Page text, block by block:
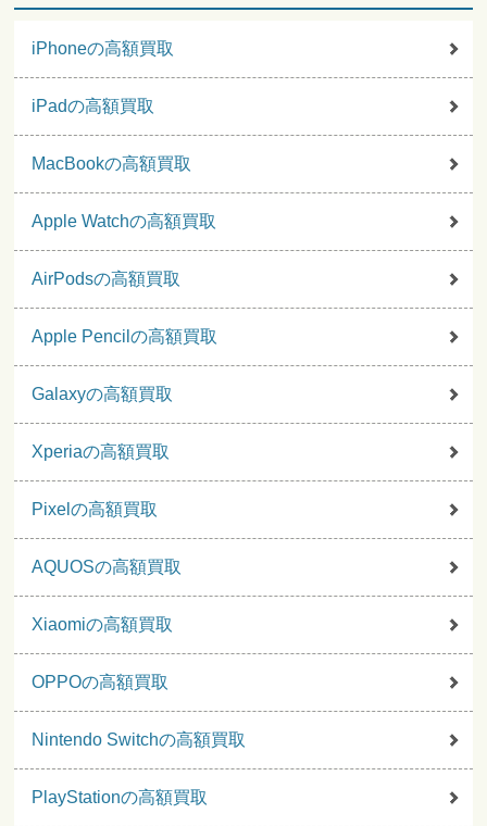
iPhoneの高額買取
iPadの高額買取
MacBookの高額買取
Apple Watchの高額買取
AirPodsの高額買取
Apple Pencilの高額買取
Galaxyの高額買取
Xperiaの高額買取
Pixelの高額買取
AQUOSの高額買取
Xiaomiの高額買取
OPPOの高額買取
Nintendo Switchの高額買取
PlayStationの高額買取